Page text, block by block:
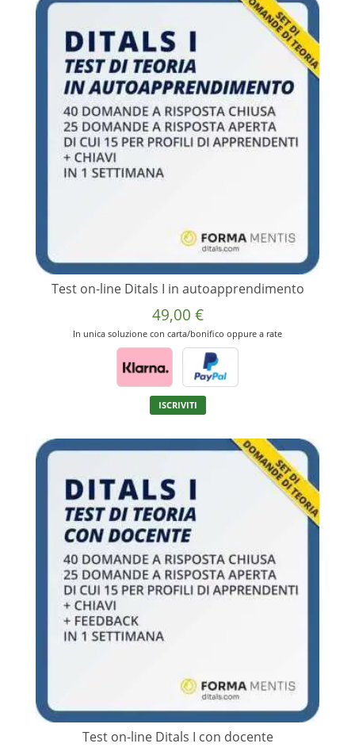
Test on-line Ditals I in autoapprendimento
49,00 €
In unica soluzione con carta/bonifico oppure a rate
ISCRIVITI
Questo
prodotto
più
varianti.
scelte
nella
pagina
Test on-line Ditals I con docente